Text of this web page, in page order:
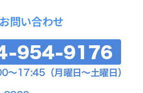
お問い合わせ